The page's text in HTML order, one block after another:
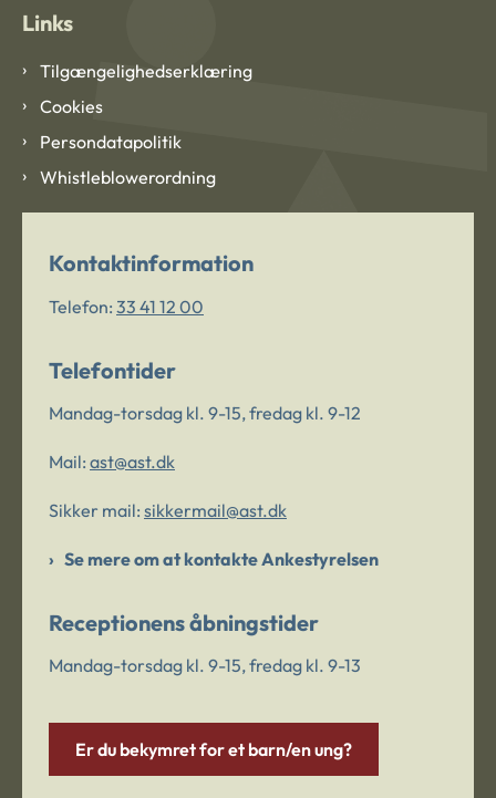
Links
Tilgængelighedserklæring
Cookies
Persondatapolitik
Whistleblowerordning
Kontaktinformation
Telefon: 33 41 12 00
Telefontider
Mandag-torsdag kl. 9-15, fredag kl. 9-12
Mail: ast@ast.dk
Sikker mail: sikkermail@ast.dk
Se mere om at kontakte Ankestyrelsen
Receptionens åbningstider
Mandag-torsdag kl. 9-15, fredag kl. 9-13
Er du bekymret for et barn/en ung?